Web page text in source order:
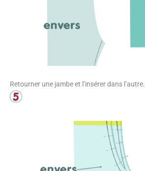
Retourner une jambe et l’insérer dans l’autre.